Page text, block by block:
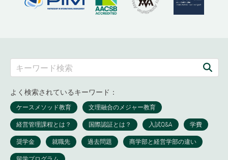
よく検索されているキーワード：